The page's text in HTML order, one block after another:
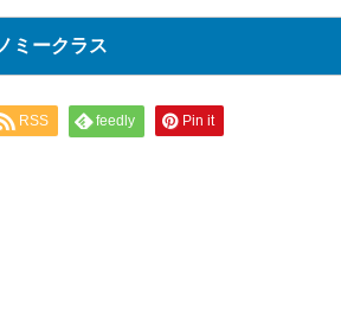
ミークラス
RSS feedly Pin it